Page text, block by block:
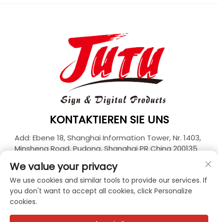
KONTAKTIEREN SIE UNS
Add: Ebene 18, Shanghai Information Tower, Nr. 1403,
Minsheng Road, Pudong, Shanghai PR China 200135
Tel.: +86-21-33927426
E-Mail: [email protected]
Urheberrecht © 2026 JUTU New Materials Technology
We value your privacy
We use cookies and similar tools to provide our services. If
you don't want to accept all cookies, click Personalize
cookies.